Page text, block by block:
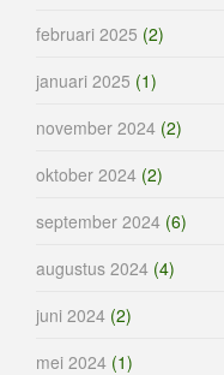
februari 2025 (2)
januari 2025 (1)
november 2024 (2)
oktober 2024 (2)
september 2024 (6)
augustus 2024 (4)
juni 2024 (2)
mei 2024 (1)